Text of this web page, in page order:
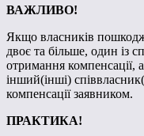
ВАЖЛИВО!
Якщо власників
двоє та більше, один із
отримання компенсації, а
інший(інші)
компенсації заявником.
ПРАКТИКА!